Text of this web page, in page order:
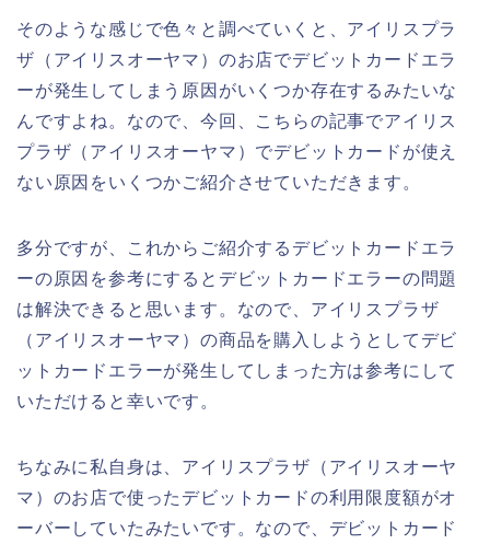
そのような感じで色々と調べていくと、アイリスプラ
ザ（アイリスオーヤマ）のお店でデビットカードエラ
ーが発生してしまう原因がいくつか存在するみたいな
んですよね。なので、今回、こちらの記事でアイリス
プラザ（アイリスオーヤマ）でデビットカードが使え
ない原因をいくつかご紹介させていただきます。
多分ですが、これからご紹介するデビットカードエラ
ーの原因を参考にするとデビットカードエラーの問題
は解決できると思います。なので、アイリスプラザ
（アイリスオーヤマ）の商品を購入しようとしてデビ
ットカードエラーが発生してしまった方は参考にして
いただけると幸いです。
ちなみに私自身は、アイリスプラザ（アイリスオーヤ
マ）のお店で使ったデビットカードの利用限度額がオ
ーバーしていたみたいです。なので、デビットカード